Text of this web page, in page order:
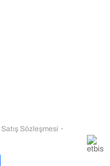
Sözleşmesi ・